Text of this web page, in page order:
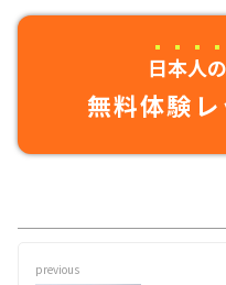
日本人
無料体験
previous